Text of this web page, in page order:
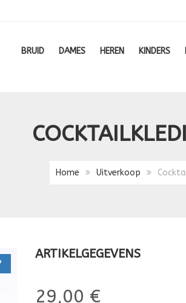
BRUID DAMES HEREN KINDERS
Home Uitverkoop
ARTIKELGEGEVENS
29,00 €